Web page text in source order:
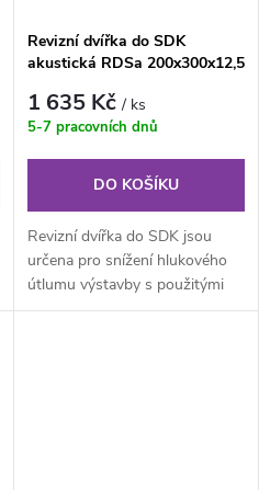
Revizní dvířka do SDK
akustická RDSa 200x300x12,5
1 635 Kč/ ks
5-7 pracovních dnů
DO KOŠÍKU
Revizní dvířka do SDK jsou
určena pro snížení hlukového
útlumu výstavby s použitými
akustickými deskami. Skládají